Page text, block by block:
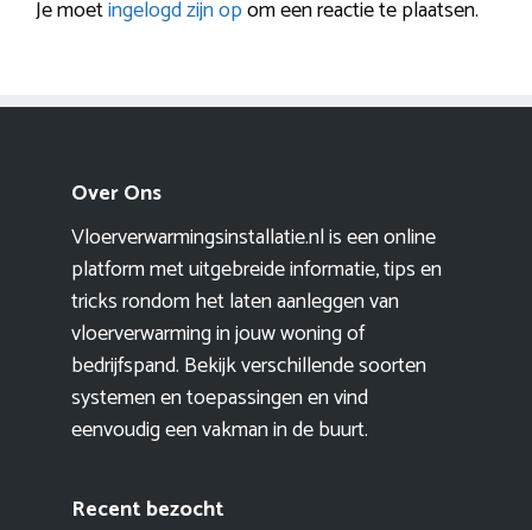
Je moetingelogd zijn opom een reactie te plaatsen.
Over Ons
Vloerverwarmingsinstallatie.nl is een online
platform met uitgebreide informatie, tips en
tricks rondom het laten aanleggen van
vloerverwarming in jouw woning of
bedrijfspand. Bekijk verschillende soorten
systemen en toepassingen en vind
eenvoudig een vakman in de buurt.
Recent bezocht